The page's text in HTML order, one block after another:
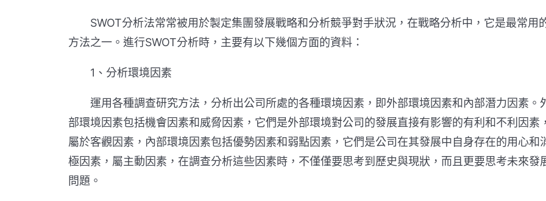
SWOT分析法常常被用於製定集團發展戰略和分析競爭對手狀況，在戰略分析中，它是最常用
方法之一。進行SWOT分析時，主要有以下幾個方面的資料：
1、分析環境因素
運用各種調查研究方法，分析出公司所處的各種環境因素，即外部環境因素和內部潛力因素。
部環境因素包括機會因素和威脅因素，它們是外部環境對公司的發展直接有影響的有利和不利因素
屬於客觀因素，內部環境因素包括優勢因素和弱點因素，它們是公司在其發展中自身存在的用心和
極因素，屬主動因素，在調查分析這些因素時，不僅僅要思考到歷史與現狀，而且更要思考未來發
問題。